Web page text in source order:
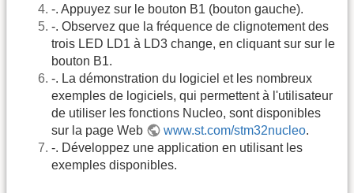
-. Appuyez sur le bouton B1 (bouton gauche).
-. Observez que la fréquence de clignotement des
trois LED LD1 à LD3 change, en cliquant sur sur le
bouton B1.
-. La démonstration du logiciel et les nombreux
exemples de logiciels, qui permettent à l'utilisateur
de utiliser les fonctions Nucleo, sont disponibles
sur la page Web
www.st.com/stm32nucleo.
-. Développez une application en utilisant les
exemples disponibles.